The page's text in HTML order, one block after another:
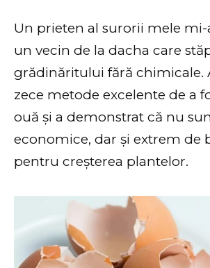
Un prieten al surorii mele
un vecin de la dacha care
grădinăritului fără chimicale.
zece metode excelente de a
ouă și a demonstrat că nu
economice, dar și extrem de
pentru creșterea plantelor.